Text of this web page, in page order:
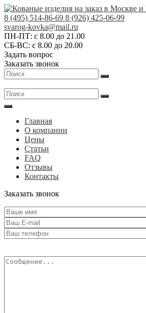
Skip
to
content
Кованые
изделия
на
заказ
в
и
МО
АртСКМ
8 (495) 514-86-69 8 (926) 425-06-99
svarog-kovka@mail.ru
ПН-ПТ: с 8.00 до 21.00
СБ-ВС: с 8.00 до 20.00
Задать вопрос
Заказать звонок
Главная
О компании
Цены
Статьи
FAQ
Отзывы
Контакты
Заказать звонок